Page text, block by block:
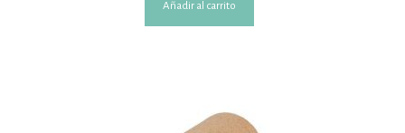
Añadir al carrito